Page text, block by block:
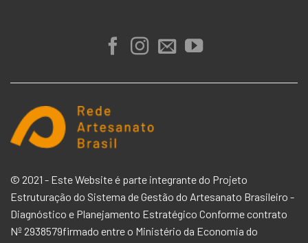
© 2021 - Este Website é parte integrante do Projeto
Estruturação do Sistema de Gestão do Artesanato Brasileiro -
Diagnóstico e Planejamento Estratégico Conforme contrato
Nº 2938579firmado entre o Ministério da Economia do